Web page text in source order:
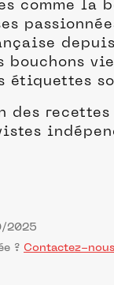
comme la
bouchons
étiquettes
des
2025
? Contactez-nous